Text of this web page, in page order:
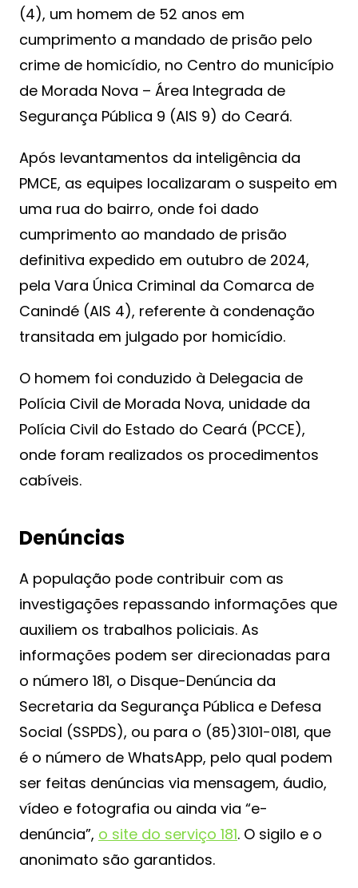
(4), um homem de 52 anos em
cumprimento a mandado de prisão pelo
crime de homicídio, no Centro do município
de Morada Nova – Área Integrada de
Segurança Pública 9 (AIS 9) do Ceará.
Após levantamentos da inteligência da
PMCE, as equipes localizaram o suspeito em
uma rua do bairro, onde foi dado
cumprimento ao mandado de prisão
definitiva expedido em outubro de 2024,
pela Vara Única Criminal da Comarca de
Canindé (AIS 4), referente à condenação
transitada em julgado por homicídio.
O homem foi conduzido à Delegacia de
Polícia Civil de Morada Nova, unidade da
Polícia Civil do Estado do Ceará (PCCE),
onde foram realizados os procedimentos
cabíveis.
Denúncias
A população pode contribuir com as
investigações repassando informações que
auxiliem os trabalhos policiais. As
informações podem ser direcionadas para
o número 181, o Disque-Denúncia da
Secretaria da Segurança Pública e Defesa
Social (SSPDS), ou para o (85)3101-0181, que
é o número de WhatsApp, pelo qual podem
ser feitas denúncias via mensagem, áudio,
vídeo e fotografia ou ainda via “e-
denúncia”, o site do serviço 181. O sigilo e o
anonimato são garantidos.